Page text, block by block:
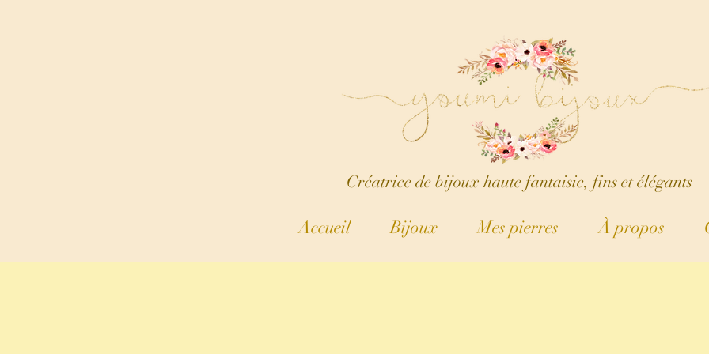
Créatrice de bijoux haute fantaisie, fins et élégants
Accueil Bijoux Mes pierres À propos